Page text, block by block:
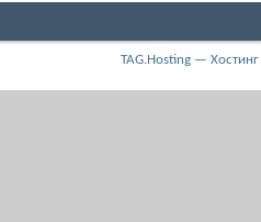
TAG.Hosting —